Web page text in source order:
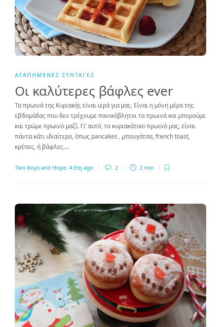
ΑΓΑΠΗΜΈΝΕΣ ΣΥΝΤΑΓΈΣ
Οι καλύτερες βάφλες ever
Τα πρωινά της Κυριακής είναι ιερά για μας. Είναι η μόνη μέρα της
εβδομάδας που δεν τρέχουμε πανικόβλητοι τα πρωινά και μπορούμε
και τρώμε πρωινό μαζί. Γι’ αυτό, το κυριακάτικο πρωινό μας, είναι
πάντα κάτι ιδιαίτερο, όπως pancakes , μπουγάτσα, french toast,
κρέπες, ή βάφλες….
Two boys and Hope, 4 έτη ago 2 2 min